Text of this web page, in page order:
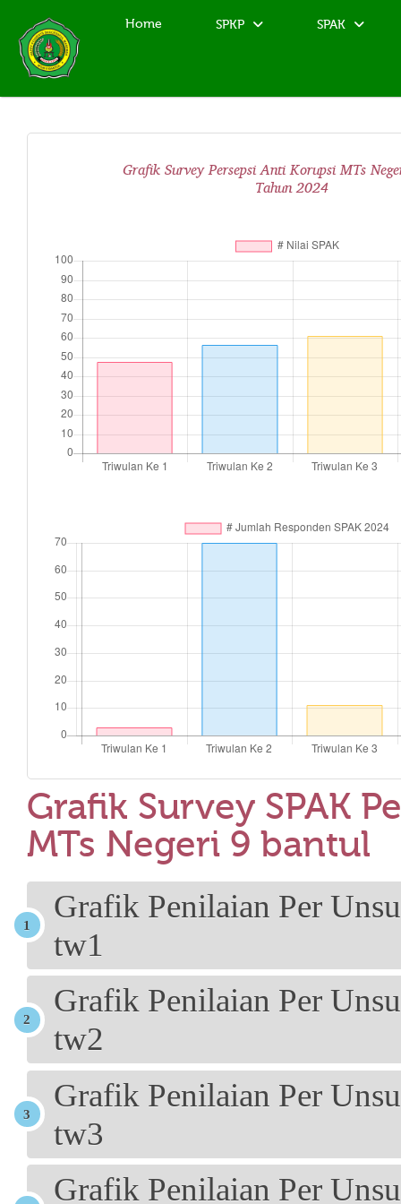
Home SPKP SPAK
Grafik Survey Persepsi Anti Korupsi MTs
Tahun 2024
Grafik Survey SPAK
MTs Negeri 9 bantul
Grafik Penilaian Per
tw1
Grafik Penilaian Per
tw2
Grafik Penilaian Per
tw3
Grafik Penilaian Per